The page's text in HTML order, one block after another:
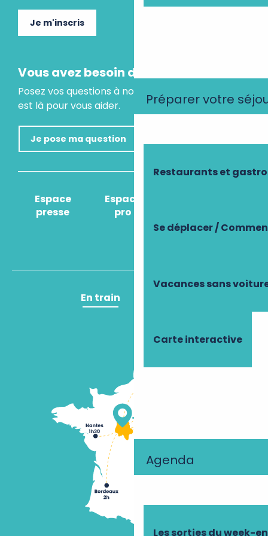
Préparer votre
Restaurants et
Se déplacer /
Vacances sans
Carte interactive
Agenda
Les sorties du week-
Je m'inscris
Vous avez besoin d'un conseil ?
Posez vos questions à notre assistant virtuel, il
est là pour vous aider.
Je pose ma question
Espace
presse
Espace
pro
En train